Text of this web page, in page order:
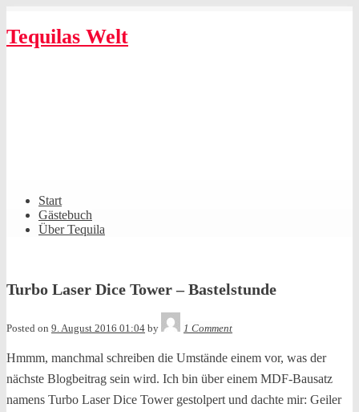
to
content
Tequilas Welt
Primary
Navigation
Start
Gästebuch
Über Tequila
Turbo Laser Dice Tower – Bastelstunde
Posted on 9. August 2016 01:04 by
1 Comment
Hmmm, manchmal schreiben die Umstände einem vor, was der
nächste Blogbeitrag sein wird. Ich bin über einem MDF-Bausatz
namens Turbo Laser Dice Tower gestolpert und dachte mir: Geiler